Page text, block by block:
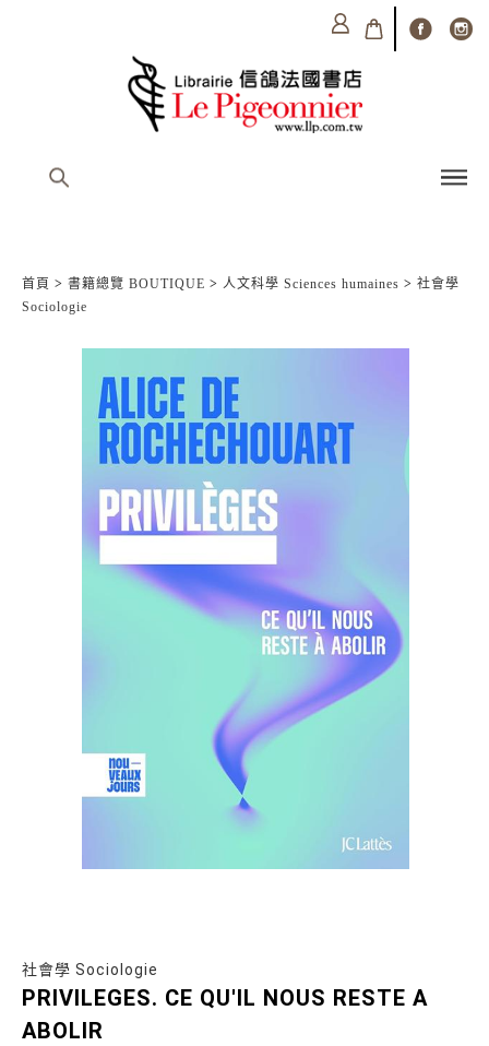
首頁 > 書籍總覽 BOUTIQUE > 人文科學 Sciences humaines > 社會學
Sociologie
社會學 Sociologie
PRIVILEGES. CE QU'IL NOUS RESTE A
ABOLIR